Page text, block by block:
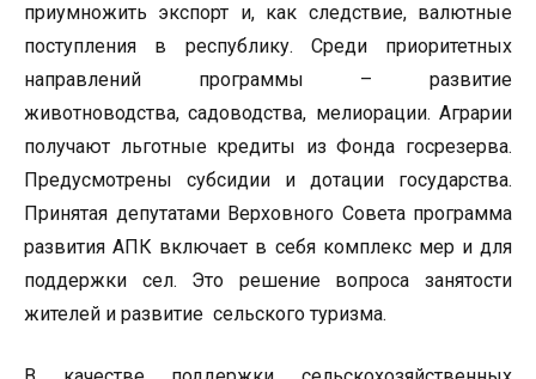
приумножить экспорт и, как следствие, валютные
поступления в республику. Среди приоритетных
направлений программы – развитие
животноводства, садоводства, мелиорации. Аграрии
получают льготные кредиты из Фонда госрезерва.
Предусмотрены субсидии и дотации государства.
Принятая депутатами Верховного Совета программа
развития АПК включает в себя комплекс мер и для
поддержки сел. Это решение вопроса занятости
жителей и развитие сельского туризма.